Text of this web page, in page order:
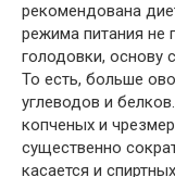
рекомендована
режима питания не
голодовки, основу
То есть, больше
углеводов и
копченых и
существенно
касается и